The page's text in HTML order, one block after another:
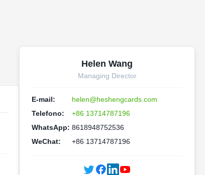
Helen Wang
Managing Director
E-mail:
helen@heshengcards.com
Telefono:
+86 13714787196
WhatsApp: 8618948752536
WeChat:
+86 13714787196